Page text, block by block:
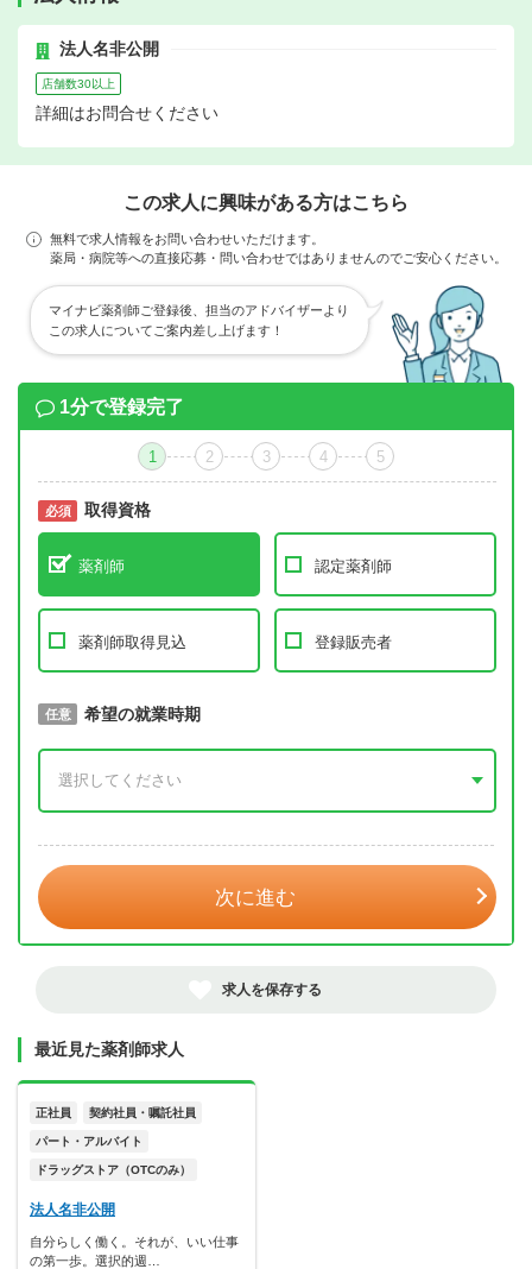
法人名非公開
店舗数30以上
詳細はお問合せください
この求人に興味がある方はこちら
無料で求人情報をお問い合わせいただけます。
薬局・病院等への直接応募・問い合わせではありませんのでご安心ください。
マイナビ薬剤師ご登録後、担当のアドバイザーより
この求人についてご案内差し上げます！
1分で登録完了
1 2 3 4 5
必須 取得資格
薬剤師 認定薬剤師
薬剤師取得見込 登録販売者
必須 取得予定年
任意 希望の就業時期
次に進む
求人を保存する
最近見た薬剤師求人
正社員 契約社員・嘱託社員
パート・アルバイト
ドラッグストア（OTCのみ）
法人名非公開
自分らしく働く。それが、いい仕事
の第一歩。選択的週…